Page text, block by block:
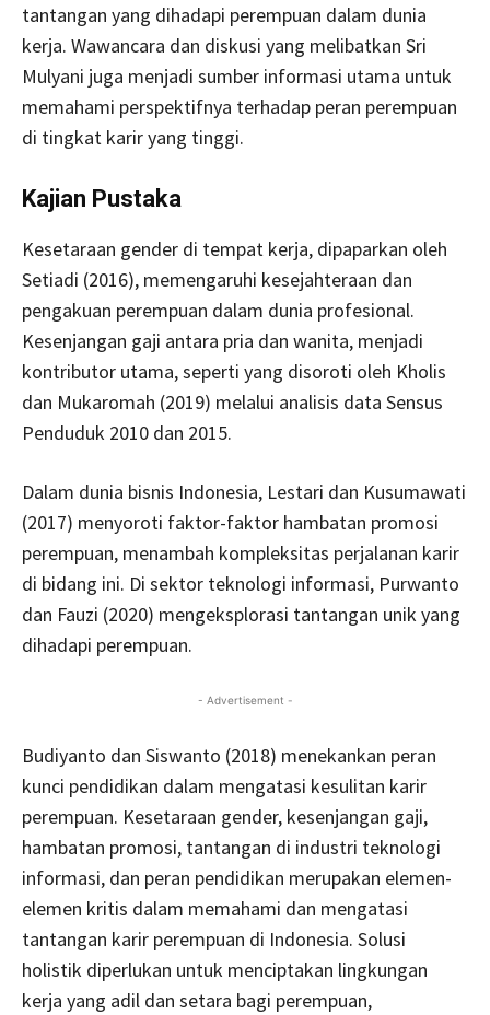
tantangan yang dihadapi perempuan dalam dunia
kerja. Wawancara dan diskusi yang melibatkan Sri
Mulyani juga menjadi sumber informasi utama untuk
memahami perspektifnya terhadap peran perempuan
di tingkat karir yang tinggi.
Kajian Pustaka
Kesetaraan gender di tempat kerja, dipaparkan oleh
Setiadi (2016), memengaruhi kesejahteraan dan
pengakuan perempuan dalam dunia profesional.
Kesenjangan gaji antara pria dan wanita, menjadi
kontributor utama, seperti yang disoroti oleh Kholis
dan Mukaromah (2019) melalui analisis data Sensus
Penduduk 2010 dan 2015.
Dalam dunia bisnis Indonesia, Lestari dan Kusumawati
(2017) menyoroti faktor-faktor hambatan promosi
perempuan, menambah kompleksitas perjalanan karir
di bidang ini. Di sektor teknologi informasi, Purwanto
dan Fauzi (2020) mengeksplorasi tantangan unik yang
dihadapi perempuan.
- Advertisement -
Budiyanto dan Siswanto (2018) menekankan peran
kunci pendidikan dalam mengatasi kesulitan karir
perempuan. Kesetaraan gender, kesenjangan gaji,
hambatan promosi, tantangan di industri teknologi
informasi, dan peran pendidikan merupakan elemen-
elemen kritis dalam memahami dan mengatasi
tantangan karir perempuan di Indonesia. Solusi
holistik diperlukan untuk menciptakan lingkungan
kerja yang adil dan setara bagi perempuan,